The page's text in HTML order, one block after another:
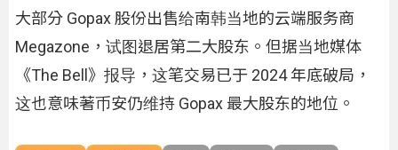
大部分 Gopax 股份出售给南韩当地的云端服务商
Megazone，试图退居第二大股东。但据当地媒体
《The Bell》报导，这笔交易已于 2024 年底破局，
这也意味著币安仍维持 Gopax 最大股东的地位。